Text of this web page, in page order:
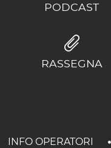
PODCAST
RASSEGNA
INFO OPERATORI